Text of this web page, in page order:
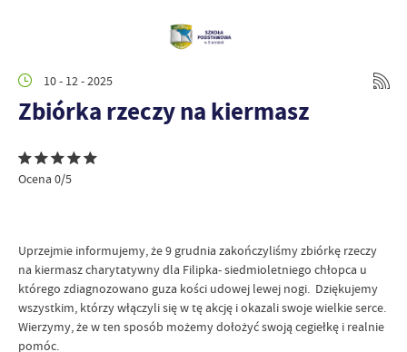
10 - 12 - 2025
Zbiórka rzeczy na kiermasz
Ocena 0/5
Uprzejmie informujemy, że 9 grudnia zakończyliśmy zbiórkę rzeczy
na kiermasz charytatywny dla Filipka- siedmioletniego chłopca u
którego zdiagnozowano guza kości udowej lewej nogi. Dziękujemy
wszystkim, którzy włączyli się w tę akcję i okazali swoje wielkie serce.
Wierzymy, że w ten sposób możemy dołożyć swoją cegiełkę i realnie
pomóc.